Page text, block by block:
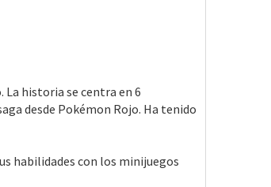
La historia se centra en 6
desde Pokémon Rojo. Ha tenido
habilidades con los minijuegos